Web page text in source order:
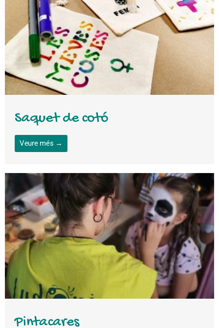
Saquet de cotó
Veure més →
Pintacares